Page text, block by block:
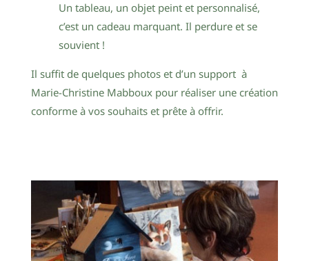
Un tableau, un objet peint et personnalisé,
c’est un cadeau marquant. Il perdure et se
souvient !
Il suffit de quelques photos et d’un support à
Marie-Christine Mabboux pour réaliser une création
conforme à vos souhaits et prête à offrir.